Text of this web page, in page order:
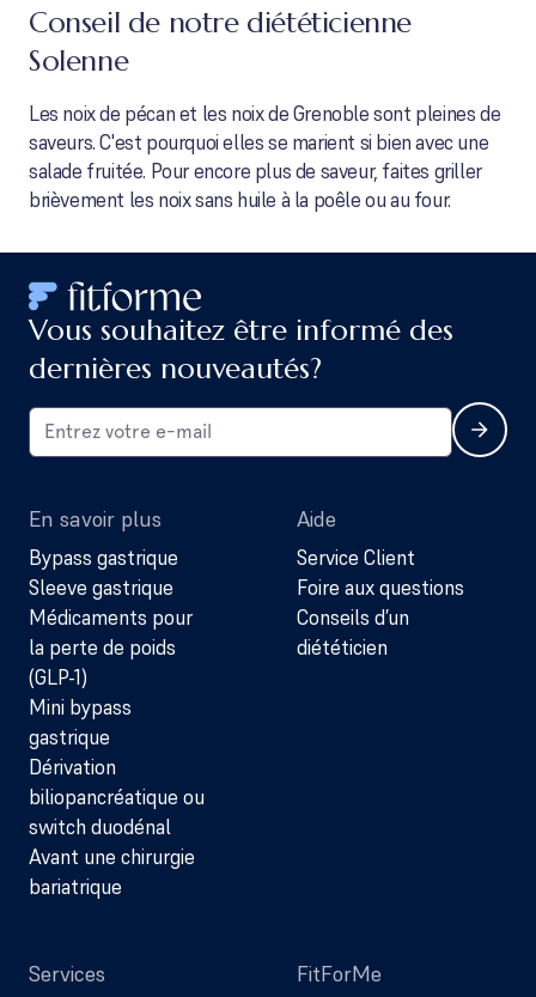
Conseil de notre diététicienne
Solenne
Les noix de pécan et les noix de Grenoble sont pleines de
saveurs. C'est pourquoi elles se marient si bien avec une
salade fruitée. Pour encore plus de saveur, faites griller
brièvement les noix sans huile à la poêle ou au four.
Vous souhaitez être informé des
dernières nouveautés?
En savoir plus
Bypass gastrique
Sleeve gastrique
Médicaments pour
la perte de poids
(GLP-1)
Mini bypass
gastrique
Dérivation
biliopancréatique ou
switch duodénal
Avant une chirurgie
bariatrique
Aide
Service Client
Foire aux questions
Conseils d’un
diététicien
Services FitForMe